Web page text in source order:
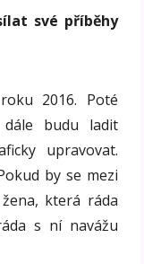
své příběhy
2016. Poté
budu ladit
upravovat.
by se mezi
která ráda
s ní navážu